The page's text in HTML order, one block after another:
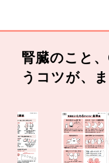
腎臓のこと
うコツが、